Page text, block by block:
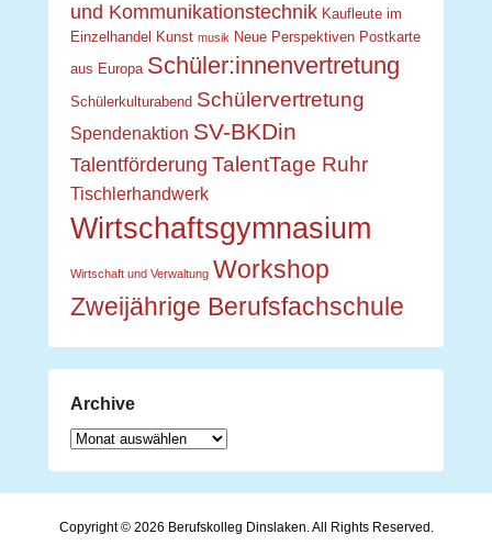
und Kommunikationstechnik Kaufleute im
Einzelhandel
Kunst musik Neue Perspektiven Postkarte
aus Europa Schüler:innenvertretung
Schülerkulturabend Schülervertretung
Spendenaktion SV-BKDin
Talentförderung TalentTage Ruhr
Tischlerhandwerk
Wirtschaftsgymnasium
Wirtschaft und Verwaltung Workshop
Zweijährige Berufsfachschule
Archive
Archive
Copyright © 2026 Berufskolleg Dinslaken. All Rights Reserved.